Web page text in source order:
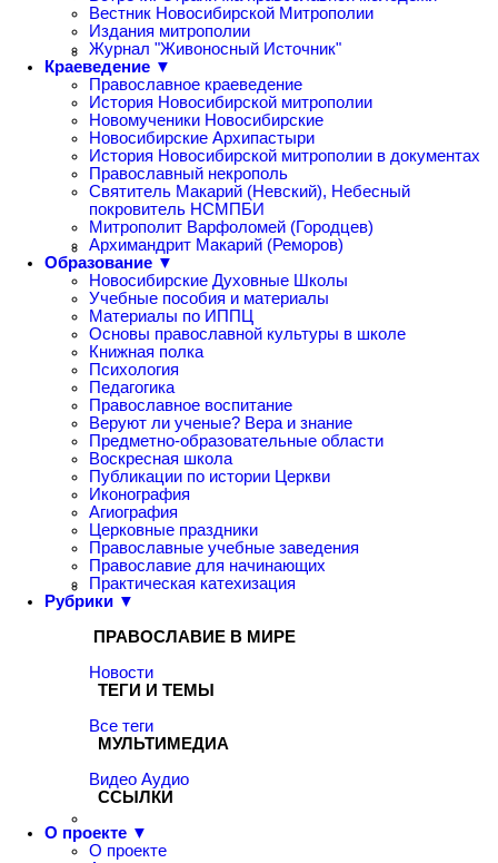
Вестник Новосибирской Митрополии
Издания митрополии
Журнал "Живоносный Источник"
Краеведение ▼
Православное краеведение
История Новосибирской митрополии
Новомученики Новосибирские
Новосибирские Архипастыри
История Новосибирской митрополии в документах
Православный некрополь
Святитель Макарий (Невский), Небесный
покровитель НСМПБИ
Митрополит Варфоломей (Городцев)
Архимандрит Макарий (Реморов)
Образование ▼
Новосибирские Духовные Школы
Учебные пособия и материалы
Материалы по ИППЦ
Основы православной культуры в школе
Книжная полка
Психология
Педагогика
Православное воспитание
Веруют ли ученые? Вера и знание
Предметно-образовательные области
Воскресная школа
Публикации по истории Церкви
Иконография
Агиография
Церковные праздники
Православные учебные заведения
Православие для начинающих
Практическая катехизация
Рубрики ▼
ПРАВОСЛАВИЕ В МИРЕ
Новости
ТЕГИ И ТЕМЫ
Все теги
МУЛЬТИМЕДИА
Видео Аудио
ССЫЛКИ
О проекте ▼
О проекте